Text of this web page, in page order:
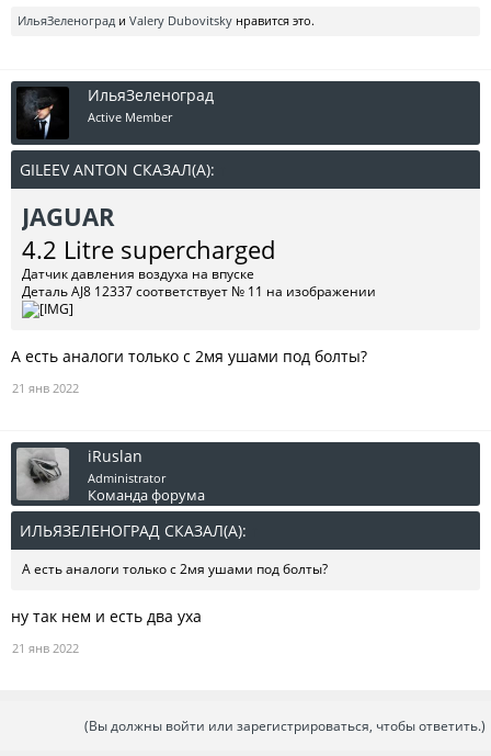
ИльяЗеленоград и Valery Dubovitsky нравится это.
ИльяЗеленоград
Active Member
GILEEV ANTON СКАЗАЛ(А):
JAGUAR
4.2 Litre supercharged
Датчик давления воздуха на впуске
Деталь AJ8 12337 соответствует № 11 на изображении
А есть аналоги только с 2мя ушами под болты?
21 янв 2022
iRuslan
Administrator
Команда форума
ИЛЬЯЗЕЛЕНОГРАД СКАЗАЛ(А):
А есть аналоги только с 2мя ушами под болты?
ну так нем и есть два уха
21 янв 2022
(Вы должны войти или зарегистрироваться, чтобы ответить.)